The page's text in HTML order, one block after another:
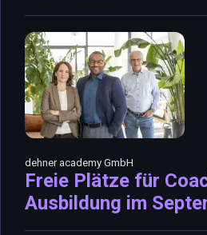
dehner academy GmbH
Freie Plätze für
Ausbildung im